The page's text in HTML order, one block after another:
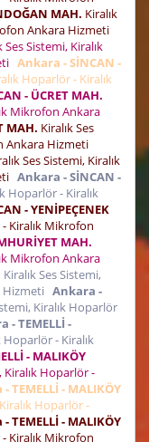
MAH. Kiralık
Ankara Hizmeti
Ses Sistemi, Kiralık
Ankara - SİNCAN -
Hoparlör - Kiralık
- ÜCRET MAH.
Mikrofon Ankara
MAH. Kiralık Ses
Ankara Hizmeti
Ses Sistemi, Kiralık
Ankara - SİNCAN -
Hoparlör - Kiralık
- YENİPEÇENEK
- Kiralık Mikrofon
MAH.
Mikrofon Ankara
Kiralık Ses Sistemi,
Hizmeti Ankara -
Kiralık Hoparlör
- TEMELLİ -
Hoparlör - Kiralık
- MALIKÖY
Kiralık Hoparlör -
TEMELLİ - MALIKÖY
Hoparlör -
TEMELLİ - MALIKÖY
- Kiralık Mikrofon